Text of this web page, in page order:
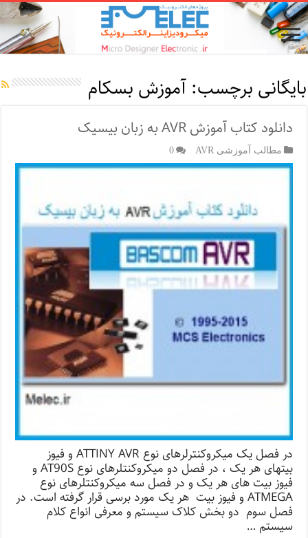
بایگانی برچسب:آموزش بسکام
دانلود کتاب آموزش AVR به زبان بیسیک
مطالب آموزشی AVR 0
در فصل یک میکروکنترلرهای نوع ATTINY AVR و فیوز
بیتهای هر یک ، در فصل دو میکروکنتلرهای نوع AT90S و
فیوز بیت های هر یک و در فصل سه میکروکنتلرهای نوع
ATMEGA و فیوز بیت هر یک مورد برسی قرار گرفته است. در
فصل سوم دو بخش کلاک سیستم و معرفی انواع کلام
سیستم …